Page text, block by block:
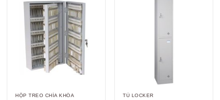
HỘP TREO CHÌA KHÓA TỦ LOCKER